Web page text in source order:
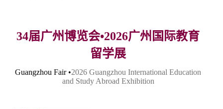
34届广州博览会•2026广州 国际教育
留学展
Guangzhou Fair •2026Guangzhou International Education
and Study Abroad Exhibition